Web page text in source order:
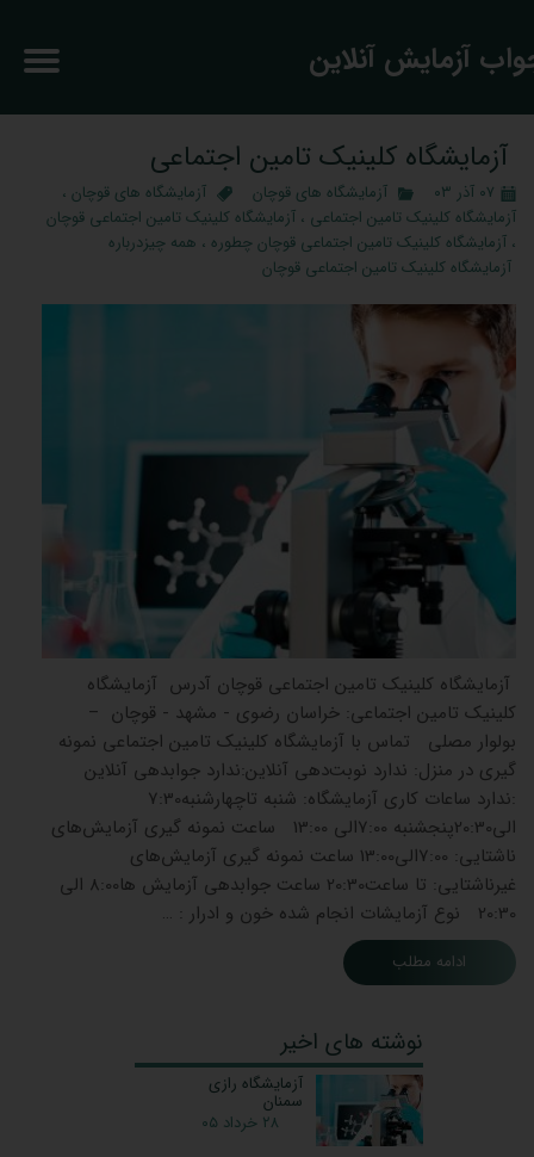
آزمایش آنلاین
آزمایشگاه کلینیک تامین اجتماعی
۰۷ آذر ۰۳ آزمایشگاه های قوچان آزمایشگاه های قوچان ،
آزمایشگاه کلینیک تامین اجتماعی ، آزمایشگاه کلینیک تامین اجتماعی قوچان
، آزمایشگاه کلینیک تامین اجتماعی قوچان چطوره ، همه چیزدرباره
آزمایشگاه کلینیک تامین اجتماعی قوچان
آزمایشگاه کلینیک تامین اجتماعی قوچان آدرس آزمایشگاه
کلینیک تامین اجتماعی: خراسان رضوی - مشهد - قوچان –
بولوار مصلی تماس با آزمایشگاه کلینیک تامین اجتماعی نمونه
گیری در منزل: ندارد نوبت‌دهی آنلاین:ندارد جوابدهی آنلاین
:ندارد ساعات کاری آزمایشگاه: شنبه تاچهارشنبه7:30
الی20:30پنجشنبه 7:00الی 13:00 ساعت نمونه گیری آزمایش‌های
ناشتایی: 7:00الی13:00 ساعت نمونه گیری آزمایش‌های
غیرناشتایی: تا ساعت20:30 ساعت جوابدهی آزمایش ‌ها8:00 الی
20:30 نوع آزمایشات انجام شده خون و ادرار : …
ادامه مطلب
نوشته های اخیر
آزمایشگاه رازی
سمنان
۲۸ خرداد ۰۵